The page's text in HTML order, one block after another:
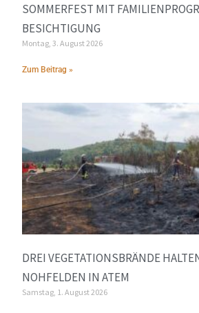
SOMMERFEST MIT
BESICHTIGUNG
Montag, 3. August 2026
Zum Beitrag »
DREI VEGETATIONSBRÄNDE
NOHFELDEN IN ATEM
Samstag, 1. August 2026